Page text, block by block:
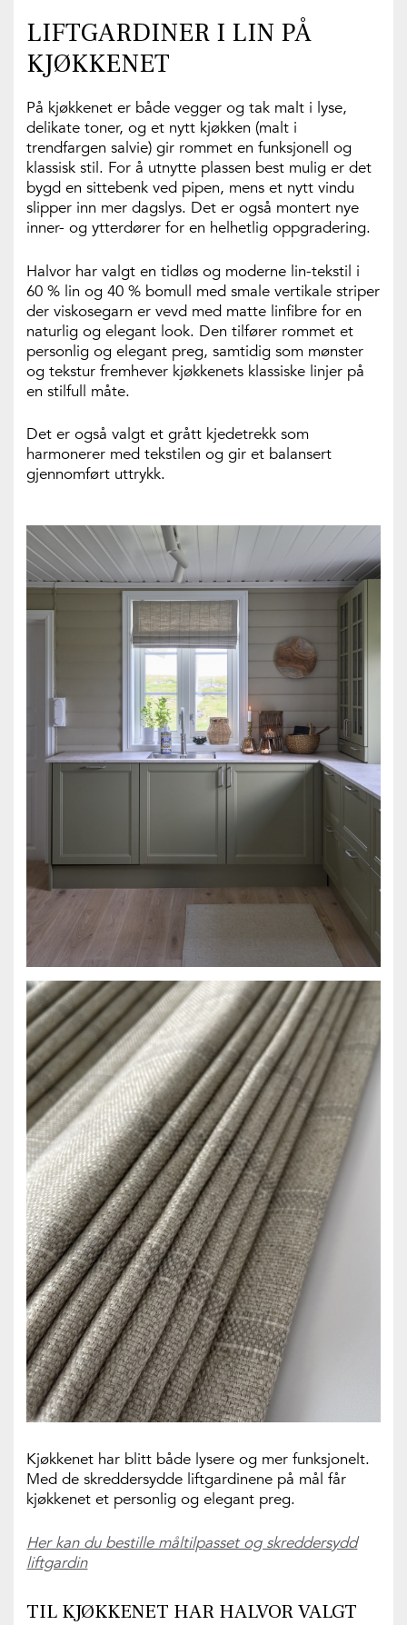
LIFTGARDINER I LIN PÅ
KJØKKENET
På kjøkkenet er både vegger og tak malt i lyse,
delikate toner, og et nytt kjøkken (malt i
trendfargen salvie) gir rommet en funksjonell og
klassisk stil. For å utnytte plassen best mulig er det
bygd en sittebenk ved pipen, mens et nytt vindu
slipper inn mer dagslys. Det er også montert nye
inner- og ytterdører for en helhetlig oppgradering.
Halvor har valgt en tidløs og moderne lin-tekstil i
60 % lin og 40 % bomull med smale vertikale striper
der viskosegarn er vevd med matte linfibre for en
naturlig og elegant look. Den tilfører rommet et
personlig og elegant preg, samtidig som mønster
og tekstur fremhever kjøkkenets klassiske linjer på
en stilfull måte.
Det er også valgt et grått kjedetrekk som
harmonerer med tekstilen og gir et balansert
gjennomført uttrykk.
Kjøkkenet har blitt både lysere og mer funksjonelt.
Med de skreddersydde liftgardinene på mål får
kjøkkenet et personlig og elegant preg.
Her kan du bestille måltilpasset og skreddersydd
liftgardin
TIL KJØKKENET HAR HALVOR VALGT